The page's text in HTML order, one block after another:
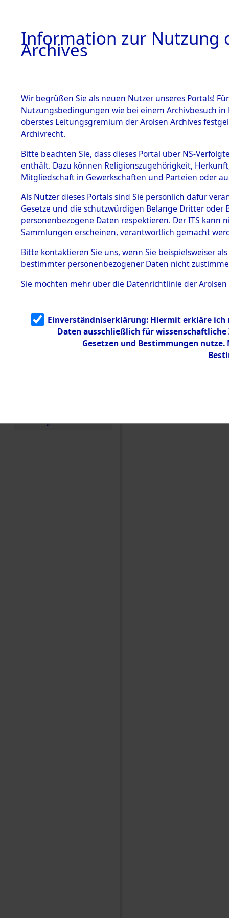
BESTÄNDE
1.
mente
5. Verschiedenes
5.3
Todesmärsche
5.3.1 Alliierte
Erhebungen
zu
Todesmärsch
en
5.3.2
g
5.3.3
Todesmärsch
e
Baden-
Karlsruhe
Information zur Nutzung
Archives
Wir begrüßen Sie als neuen Nutzer unseres Portals!
Nutzungsbedingungen wie bei einem Archivbesuch
oberstes Leitungsgremium der Arolsen Archives
Archivrecht.
Bitte beachten Sie, dass dieses Portal über NS-
enthält. Dazu können Religionszugehörigkeit,
Mitgliedschaft in Gewerkschaften und Parteien oder
Als Nutzer dieses Portals sind Sie persönlich dafür
Gesetze und die schutzwürdigen Belange Dritter
personenbezogene Daten respektieren. Der ITS
Sammlungen erscheinen, verantwortlich gemacht
Bitte kontaktieren Sie uns, wenn Sie beispielsweiser
bestimmter personenbezogener Daten nicht
Sie möchten mehr über die Datenrichtlinie der Arolsen
Einverständniserklärung: Hiermit erkläre ich
Daten ausschließlich für
Gesetzen und Bestimmungen